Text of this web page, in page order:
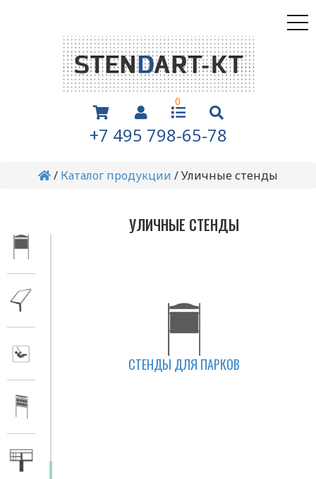
0
+7 495 798-65-78
/ Каталог продукции /Уличные стенды
УЛИЧНЫЕ СТЕНДЫ
СТЕНДЫ ДЛЯ ПАРКОВ